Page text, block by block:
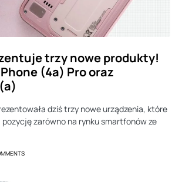
trzy nowe produkty!
(4a) Pro oraz
dziś trzy nowe urządzenia, które
zarówno na rynku smartfonów ze